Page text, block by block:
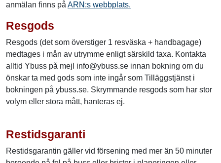
anmälan finns på ARN:s webbplats.
Resgods
Resgods (det som överstiger 1 resväska + handbagage)
medtages i mån av utrymme enligt särskild taxa. Kontakta
alltid Ybuss på mejl info@ybuss.se innan bokning om du
önskar ta med gods som inte ingår som Tilläggstjänst i
bokningen på ybuss.se. Skrymmande resgods som har stor
volym eller stora mått, hanteras ej.
Restidsgaranti
Restidsgarantin gäller vid försening med mer än 50 minuter